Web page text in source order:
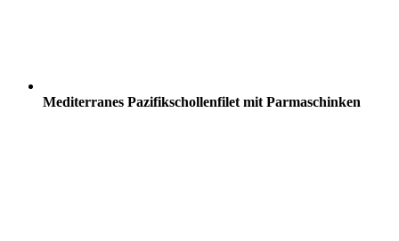
Mediterranes Pazifikschollenfilet mit Parmaschinken